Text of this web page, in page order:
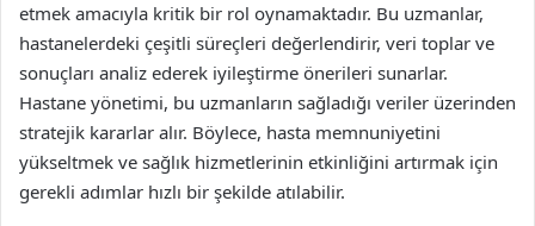
etmek amacıyla kritik bir rol oynamaktadır. Bu uzmanlar,
hastanelerdeki çeşitli süreçleri değerlendirir, veri toplar ve
sonuçları analiz ederek iyileştirme önerileri sunarlar.
Hastane yönetimi, bu uzmanların sağladığı veriler üzerinden
stratejik kararlar alır. Böylece, hasta memnuniyetini
yükseltmek ve sağlık hizmetlerinin etkinliğini artırmak için
gerekli adımlar hızlı bir şekilde atılabilir.